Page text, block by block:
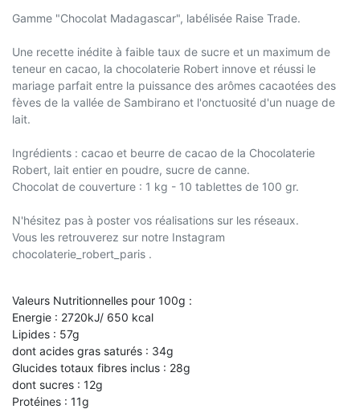
Gamme "Chocolat Madagascar", labélisée Raise Trade.
Une recette inédite à faible taux de sucre et un maximum de
teneur en cacao, la chocolaterie Robert innove et réussi le
mariage parfait entre la puissance des arômes cacaotées des
fèves de la vallée de Sambirano et l'onctuosité d'un nuage de
lait.
Ingrédients : cacao et beurre de cacao de la Chocolaterie
Robert, lait entier en poudre, sucre de canne.
Chocolat de couverture : 1 kg - 10 tablettes de 100 gr.
N'hésitez pas à poster vos réalisations sur les réseaux.
Vous les retrouverez sur notre Instagram
chocolaterie_robert_paris .
Valeurs Nutritionnelles pour 100g :
Energie : 2720kJ/ 650 kcal
Lipides : 57g
dont acides gras saturés : 34g
Glucides totaux fibres inclus : 28g
dont sucres : 12g
Protéines : 11g